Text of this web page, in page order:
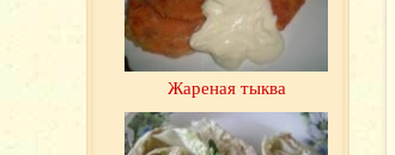
Жареная тыква